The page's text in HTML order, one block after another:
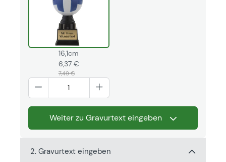
16,1cm
6,37 €
7,49 €
Weiter zu Gravurtext eingeben
2. Gravurtext eingeben